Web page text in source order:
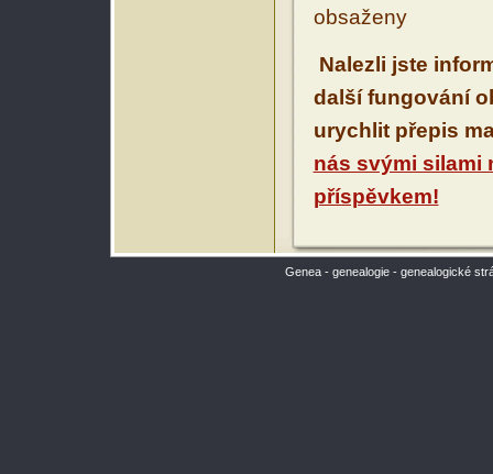
obsaženy
Nalezli jste
další fungování
urychlit přepis
nás svými silami
příspěvkem!
Genea - genealogie - genealogické